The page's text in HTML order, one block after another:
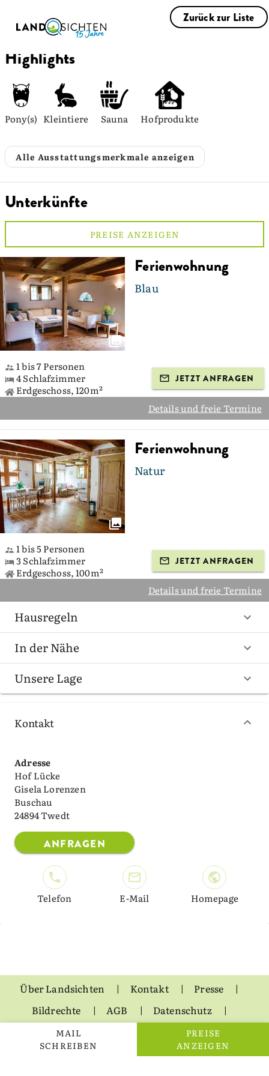
Zurück zur Liste
MAIL
SCHREIBEN
PREISE
ANZEIGEN
Highlights
Pony(s) Kleintiere Sauna Hofprodukte
Alle Ausstattungsmerkmale anzeigen
Unterkünfte
PREISE ANZEIGEN
Ferienwohnung
Blau
1 bis 7 Personen
4 Schlafzimmer
Erdgeschoss, 120m²
JETZT ANFRAGEN
Details und freie Termine
Ferienwohnung
Natur
1 bis 5 Personen
3 Schlafzimmer
Erdgeschoss, 100m²
JETZT ANFRAGEN
Details und freie Termine
Hausregeln
In der Nähe
Unsere Lage
Kontakt
Adresse
Hof Lücke
Gisela Lorenzen
Buschau
24894 Twedt
ANFRAGEN
Telefon E-Mail Homepage
Über Landsichten Kontakt
Presse
Bildrechte
AGB
Datenschutz